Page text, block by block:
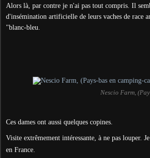
Alors là, par contre je n'ai pas tout compris. Il
d'insémination artificielle de leurs vaches de race
"blanc-bleu.
Nescio Farm,
Ces dames ont aussi quelques copines.
Visite extrêmement intéressante, à ne pas louper.
en France.